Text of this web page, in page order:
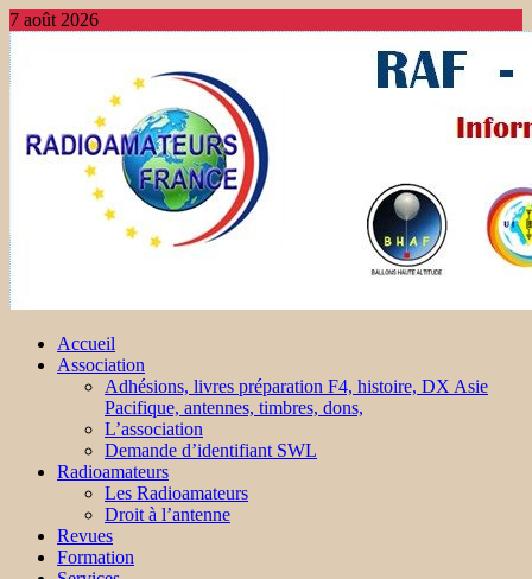
7 août 2026
Accueil
Association
Adhésions, livres préparation F4, histoire, DX Asie
Pacifique, antennes, timbres, dons,
L’association
Demande d’identifiant SWL
Radioamateurs
Les Radioamateurs
Droit à l’antenne
Revues
Formation